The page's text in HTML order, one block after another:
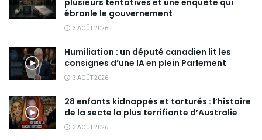
ébranle le gouvernement
3 AOÛT 2026
Humiliation : un député canadien lit les
consignes d’une IA en plein Parlement
3 AOÛT 2026
28 enfants kidnappés et torturés : l’histoire
de la secte la plus terrifiante d’Australie
3 AOÛT 2026